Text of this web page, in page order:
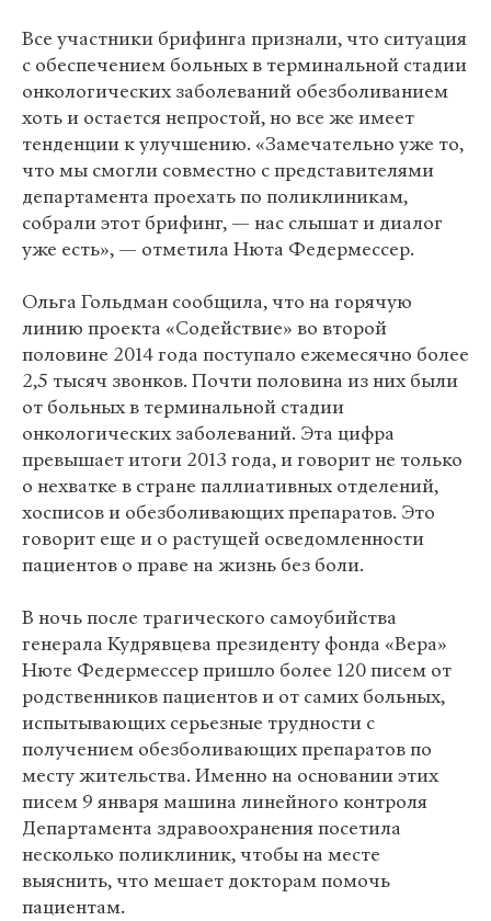
Все участники брифинга признали, что ситуация
с обеспечением больных в терминальной стадии
онкологических заболеваний обезболиванием
хоть и остается непростой, но все же имеет
тенденции к улучшению. «Замечательно уже то,
что мы смогли совместно с представителями
департамента проехать по поликлиникам,
собрали этот брифинг, — нас слышат и диалог
уже есть», — отметила Нюта Федермессер.
Ольга Гольдман сообщила, что на горячую
линию проекта «Содействие» во второй
половине 2014 года поступало ежемесячно более
2,5 тысяч звонков. Почти половина из них были
от больных в терминальной стадии
онкологических заболеваний. Эта цифра
превышает итоги 2013 года, и говорит не только
о нехватке в стране паллиативных отделений,
хосписов и обезболивающих препаратов. Это
говорит еще и о растущей осведомленности
пациентов о праве на жизнь без боли.
В ночь после трагического самоубийства
генерала Кудрявцева президенту фонда «Вера»
Нюте Федермессер пришло более 120 писем от
родственников пациентов и от самих больных,
испытывающих серьезные трудности с
получением обезболивающих препаратов по
месту жительства. Именно на основании этих
писем 9 января машина линейного контроля
Департамента здравоохранения посетила
несколько поликлиник, чтобы на месте
выяснить, что мешает докторам помочь
пациентам.